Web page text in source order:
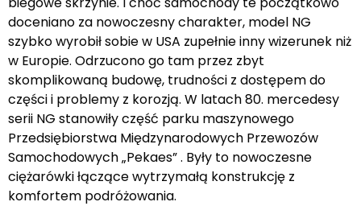
doceniano za nowoczesny charakter, model NG
szybko wyrobił sobie w USA zupełnie inny wizerunek niż
w Europie. Odrzucono go tam przez zbyt
skomplikowaną budowę, trudności z dostępem do
części i problemy z korozją. W latach 80. mercedesy
serii NG stanowiły część parku maszynowego
Przedsiębiorstwa Międzynarodowych Przewozów
Samochodowych „Pekaes” . Były to nowoczesne
ciężarówki łączące wytrzymałą konstrukcję z
komfortem podróżowania.